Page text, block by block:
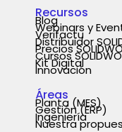
Recursos
Blog
Webinars y
Verifactu
Distribuidor
Precios
Cursos
Kit Digital
Innovación
Áreas
Planta (MES)
Gestión (ERP)
Ingeniería
Nuestra